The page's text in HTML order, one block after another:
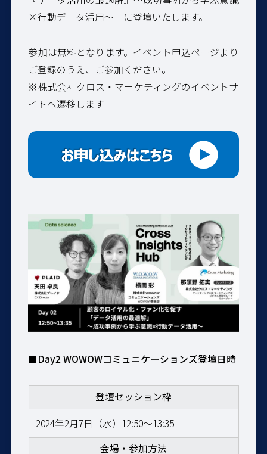
×行動データ活用〜」に登壇いたします。
参加は無料となります。イベント申込ページより
ご登録のうえ、ご参加ください。
※株式会社クロス・マーケティングのイベントサ
イトへ遷移します
■Day2 WOWOWコミュニケーションズ登壇日時
登壇セッション枠
2024年2月7日（水）12:50～13:35
会場・参加方法